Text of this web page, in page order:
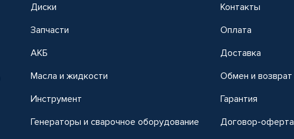
Диски
Запчасти
АКБ
Масла и жидкости
Инструмент
Генераторы и сварочное оборудование
Контакты
Оплата
Доставка
Обмен и возврат
Гарантия
Договор-оферта